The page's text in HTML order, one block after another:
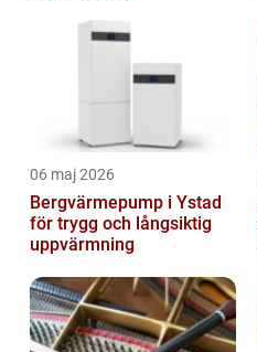
06 maj 2026
Bergvärmepump i Ystad
för trygg och långsiktig
uppvärmning